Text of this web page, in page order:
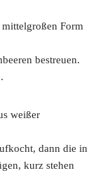
Form
bestreuen.
weißer
dann die in
kurz stehen